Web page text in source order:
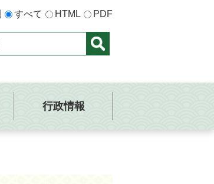
すべて HTML PDF
行政情報